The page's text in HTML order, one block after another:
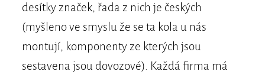
desítky značek, řada z nich je českých
(myšleno ve smyslu že se ta kola u nás
montují, komponenty ze kterých jsou
sestavena jsou dovozové). Každá firma má